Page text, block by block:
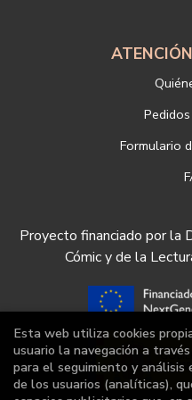
Formulario
Proyecto financiado por la
Cómic y de la
Esta web utiliza cookies
usuario la navegación a
para el seguimiento y
de los usuarios (analíticas),